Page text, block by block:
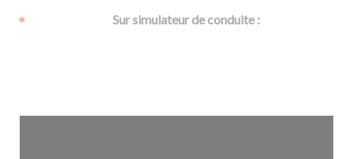
Sur simulateur de conduite :